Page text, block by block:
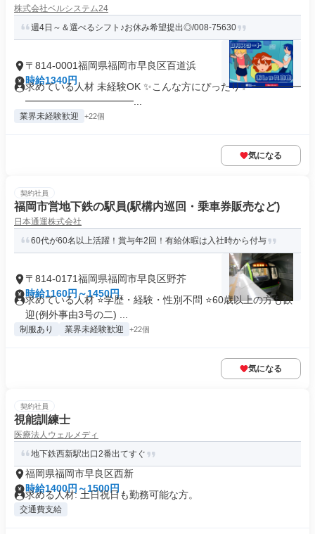
株式会社ベルシステム24
週4日～＆選べるシフト♪お休み希望提出◎/008-75630
〒814-0001福岡県福岡市早良区百道浜
時給1340円
求めている人材 未経験OK ✨こんな方にぴったり✨ ━━━━━
━━━━━━━━━━━...
業界未経験歓迎 +22個
気になる
契約社員
福岡市営地下鉄の駅員(駅構内巡回・乗車券販売など)
日本通運株式会社
60代が60名以上活躍！賞与年2回！有給休暇は入社時から付与
〒814-0171福岡県福岡市早良区野芥
時給1160円～1450円
求めている人材 ⭐学歴・経験・性別不問 ⭐60歳以上の方も歓
迎(例外事由3号の二) ...
制服あり 業界未経験歓迎 +22個
気になる
契約社員
視能訓練士
医療法人ウェルメディ
地下鉄西新駅出口2番出てすぐ
福岡県福岡市早良区西新
時給1400円～1500円
求める人材: 土日祝日も勤務可能な方。
交通費支給